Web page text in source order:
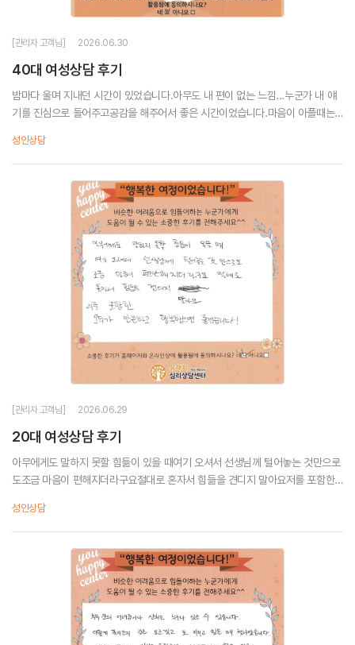
[관리자 고객님] 2026.06.30
40대 여성상담 후기
밤마다 울며 지내던 시간이 있었습니다.아무도 내 편이 없는 느낌...누군가 내 얘
기를 진심으로 들어주고공감을 해주어서 좋은 시간이었습니다.마음이 아플때는
성인상담
[관리자 고객님] 2026.06.29
20대 여성상담 후기
아무에게도 말하지 못할 힘듦이 있을 때여기 오셔서 선생님께 털어놓는 것만으로
도조금 마음이 편해지더라구요절대로 혼자서 힘듦을 견디지 말아요저를 포함한
성인상담